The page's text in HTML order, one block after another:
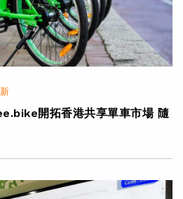
開拓香港共享單車市場 隨